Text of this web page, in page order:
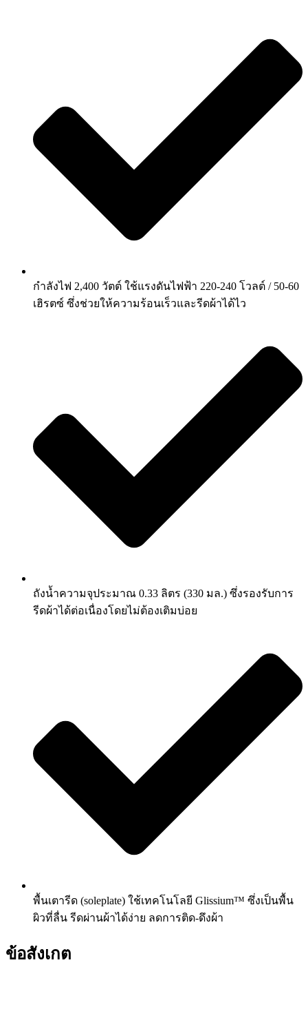
กำลังไฟ 2,400 วัตต์ ใช้แรงดันไฟฟ้า 220-240 โวลต์ / 50-60
เฮิรตซ์ ซึ่งช่วยให้ความร้อนเร็วและรีดผ้าได้ไว
ถังน้ำความจุประมาณ 0.33 ลิตร (330 มล.) ซึ่งรองรับการ
รีดผ้าได้ต่อเนื่องโดยไม่ต้องเติมบ่อย
พื้นเตารีด (soleplate) ใช้เทคโนโลยี Glissium™ ซึ่งเป็นพื้น
ผิวที่ลื่น รีดผ่านผ้าได้ง่าย ลดการติด-ดึงผ้า
ข้อสังเกต